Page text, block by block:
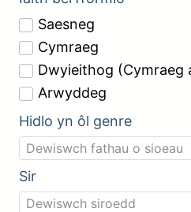
Saesneg
Cymraeg
Dwyieithog (Cymraeg
Arwyddeg
Hidlo yn ôl genre
Dewiswch fathau o sioeau
Sir
Dewiswch siroedd